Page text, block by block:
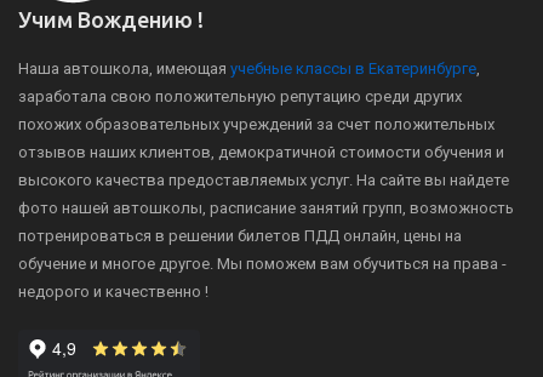
Учим Вождению !
Наша автошкола, имеющая учебные классы в Екатеринбурге
заработала свою положительную репутацию среди других
похожих образовательных учреждений за счет положительных
отзывов наших клиентов, демократичной стоимости обучения и
высокого качества предоставляемых услуг. На сайте вы найдете
фото нашей автошколы, расписание занятий групп, возможность
потренироваться в решении билетов ПДД онлайн, цены на
обучение и многое другое. Мы поможем вам обучиться на права -
недорого и качественно !